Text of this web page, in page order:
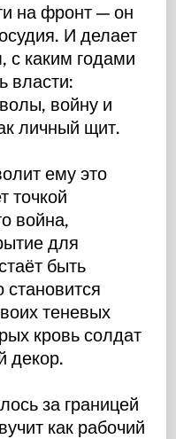
на фронт — он
И делает
с каким годами
власти:
войну и
личный щит.
ему это
точкой
война,
для
быть
становится
теневых
кровь солдат
декор.
за границей
как рабочий